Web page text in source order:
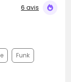
6 avis
Funk